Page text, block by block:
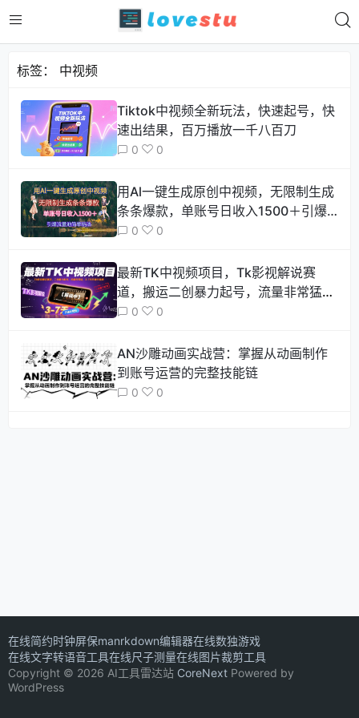
标签： 中视频
Tiktok中视频全新玩法，快速起号，快
速出结果，百万播放一千八百刀
0 0
用Al一键生成原创中视频，无限制生成
条条爆款，单账号日收入1500＋引爆…
0 0
最新TK中视频项目，Tk影视解说赛
道，搬运二创暴力起号，流量非常猛，
3-7天开通中视频
0 0
AN沙雕动画实战营：掌握从动画制作
到账号运营的完整技能链
0 0
在线简约时钟屏保manrkdown编辑器在线数独游戏
在线文字转语音工具在线尺子测量在线图片裁剪工具
Copyright © 2026 AI工具雷达站 CoreNext Powered by
WordPress